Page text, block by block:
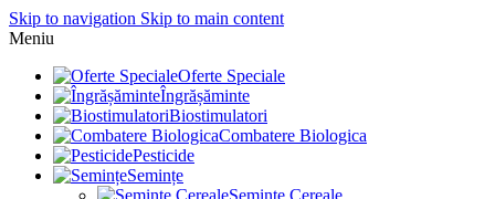
Skip to navigation Skip to main content
Meniu
Oferte Speciale
Îngrășăminte
Biostimulatori
Combatere Biologica
Pesticide
Semințe
Semințe Cereale